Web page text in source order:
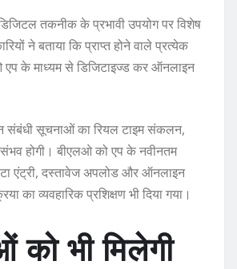
तकनीक के प्रभावी उपयोग पर विशेष
ने बताया कि प्राप्त होने वाले प्रत्येक
एप के माध्यम से डिजिटाइज्ड कर ऑनलाइन
संबंधी सूचनाओं का रियल टाइम संकलन,
संभव होगी। बीएलओ को एप के नवीनतम
एंट्री, दस्तावेज अपलोड और ऑनलाइन
का व्यवहारिक प्रशिक्षण भी दिया गया।
को भी मिलेगी